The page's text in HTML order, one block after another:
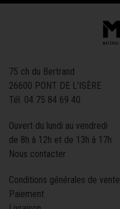
75 ch du Bertrand
26600 PONT DE L'ISÈRE
Tél. 04 75 84 69 40
Ouvert du lundi au vendredi
de 8h à 12h et de 13h à 17h
Nous contacter
Conditions générales de vente
Paiement